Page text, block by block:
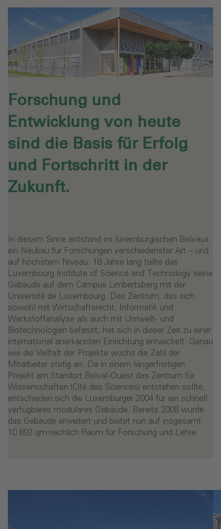
Forschung und
Entwicklung von heute
sind die Basis für Erfolg
und Fortschritt in der
Zukunft.
In diesem Sinne entstand im luxemburgischen Belvaux
ein Neubau für Forschungen verschiedenster Art – und
auf höchstem Niveau. 18 Jahre lang teilte das
Luxembourg Institute of Science and Technology seine
Gebäude auf dem Campus Limbertsberg mit der
Université de Luxembourg. Das Zentrum, das sich
sowohl mit Wirtschaftsrecht, Informatik und
Werkstoffanalyse als auch mit Umwelt- und
Biotechnologien befasst, hat sich in dieser Zeit zu einer
international anerkannten Einrichtung entwickelt. Genau
wie die Vielfalt der Projekte wuchs die Zahl der
Mitarbeiter stetig an. Da in einem längerfristigen
Projekt am Standort Belval-Ouest das Zentrum für
Wissenschaften (Cité des Sciences) entstehen sollte,
entschieden sich die Luxemburger 2004 für ein schnell
verfügbares modulares Gebäude. Bereits 2008 wurde
das Gebäude erweitert und bietet nun auf insgesamt
10.892 qm reichlich Raum für Forschung und Lehre.